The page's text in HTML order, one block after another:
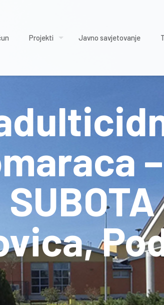
Projekti Javno savjetovanje
–